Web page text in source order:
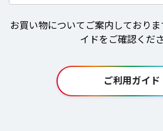
お買い物についてご案内しており
イドをご確認くださ
ご利用ガイド